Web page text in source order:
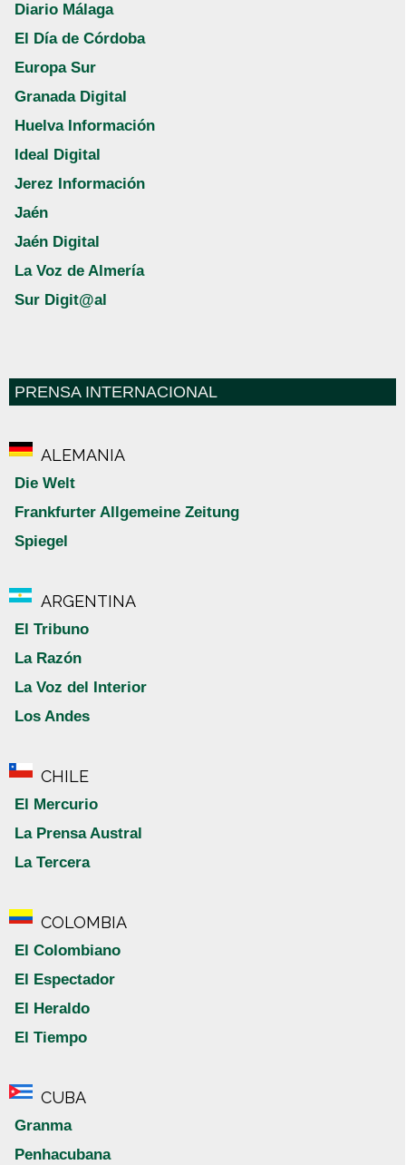
Diario Málaga
El Día de Córdoba
Europa Sur
Granada Digital
Huelva Información
Ideal Digital
Jerez Información
Jaén
Jaén Digital
La Voz de Almería
Sur Digit@al
PRENSA INTERNACIONAL
ALEMANIA
Die Welt
Frankfurter Allgemeine Zeitung
Spiegel
ARGENTINA
El Tribuno
La Razón
La Voz del Interior
Los Andes
CHILE
El Mercurio
La Prensa Austral
La Tercera
COLOMBIA
El Colombiano
El Espectador
El Heraldo
El Tiempo
CUBA
Granma
Penhacubana